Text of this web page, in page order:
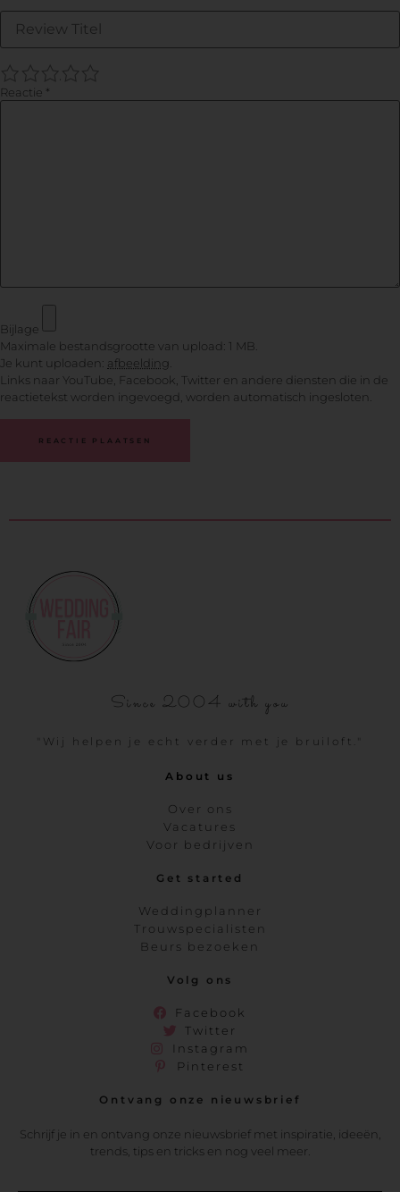
5
4
3
2
Reactie *
Bijlage
Maximale bestandsgrootte van upload: 1 MB.
Je kunt uploaden: afbeelding.
Links naar YouTube, Facebook, Twitter en andere diensten die in de
reactietekst worden ingevoegd, worden automatisch ingesloten.
Since 2004 with you
"Wij helpen je echt verder met je bruiloft."
About us
Over ons
Vacatures
Voor bedrijven
Get started
Weddingplanner
Trouwspecialisten
Beurs bezoeken
Volg ons
Facebook
Twitter
Instagram
Pinterest
Ontvang onze nieuwsbrief
Schrijf je in en ontvang onze nieuwsbrief met inspiratie, ideeën,
trends, tips en tricks en nog veel meer.